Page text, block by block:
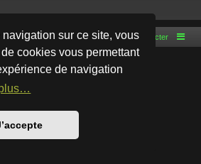
sur ce site, vous
cookies vous permettant
de navigation
Nous contacter
® Forum Software © phpBB Limited
française officielle